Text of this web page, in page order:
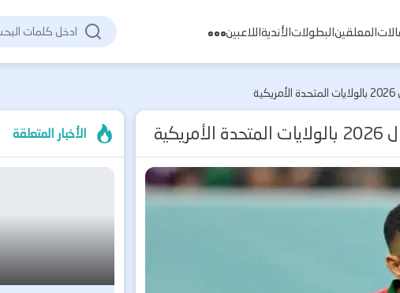
المعلقينالبطولاتالأنديةاللاعبين
الأخبار المتعلقة